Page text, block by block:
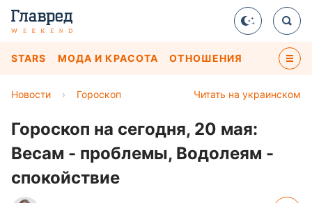
STARS МОДА И КРАСОТА ОТНОШЕНИЯ
Читать на украинском
Новости › Гороскоп
Гороскоп на сегодня, 20 мая:
Весам - проблемы, Водолеям -
спокойствие